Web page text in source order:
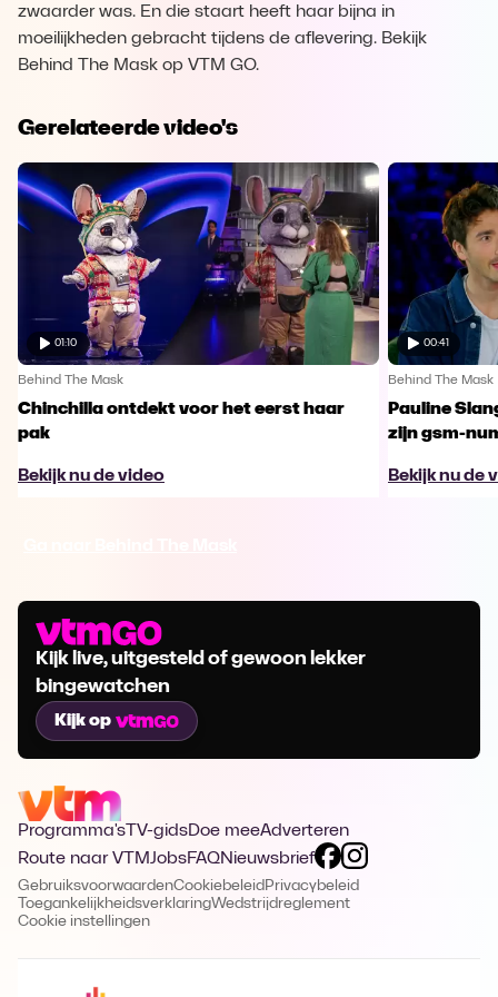
zwaarder was. En die staart heeft haar bijna in
moeilijkheden gebracht tijdens de aflevering. Bekijk
Behind The Mask op VTM GO.
Gerelateerde video's
01:10
Behind The Mask
Chinchilla ontdekt voor het eerst haar
pak
Bekijk nu de video
00:41
Behind The Mask
Pauline
zijn gsm-
Bekijk nu de
Kijk live, uitgesteld of gewoon lekker
bingewatchen
Kijk op
Programma's TV-gidsDoe meeAdverteren
Route naar VTMJobsFAQNieuwsbrief
GebruiksvoorwaardenCookiebeleid Privacybeleid
ToegankelijkheidsverklaringWedstrijdreglement
Cookie instellingen